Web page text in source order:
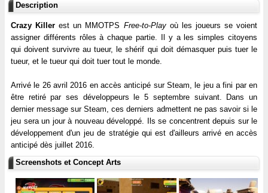
Description
Crazy Killer est un MMOTPS Free-to-Playoù les joueurs se voient
assigner différents rôles à chaque partie. Il y a les simples citoyens
qui doivent survivre au tueur, le shérif qui doit démasquer puis tuer le
tueur, et le tueur qui doit tuer tout le monde.
Arrivé le 26 avril 2016 en accès anticipé sur Steam, le jeu a fini par en
être retiré par ses développeurs le 5 septembre suivant. Dans un
dernier message sur Steam, ces derniers admettent ne pas savoir si le
jeu sera un jour à nouveau développé. Ils se concentrent depuis sur le
développement d'un jeu de stratégie qui est d'ailleurs arrivé en accès
anticipé dès juillet 2016.
Screenshots et Concept Arts